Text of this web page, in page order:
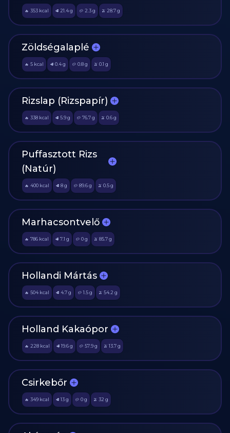
🔥 353 kcal 🥩 21.4g 🥔 2.3 g 🫒 28.7g
Zöldségalaplé
🔥 5 kcal 🥩 0.4g 🥔 0.8 g 🫒 0.1 g
Rizslap (Rizspapír)
🔥 338 kcal 🥩 5.9g 🥔 76.7 g 🫒 0.6g
Puffasztott Rizs
(Natúr)
🔥 400 kcal 🥩 8g 🥔 89.6 g 🫒 0.5g
Marhacsontvelő
🔥 786 kcal 🥩 7.1 g 🥔 0 g 🫒 85.7g
Hollandi Mártás
🔥 504 kcal 🥩 4.7g 🥔 1.5 g 🫒 54.2 g
Holland Kakaópor
🔥 228 kcal 🥩 19.6g 🥔 57.9 g 🫒 13.7g
Csirkebőr
🔥 349 kcal 🥩 13g 🥔 0 g 🫒 32 g